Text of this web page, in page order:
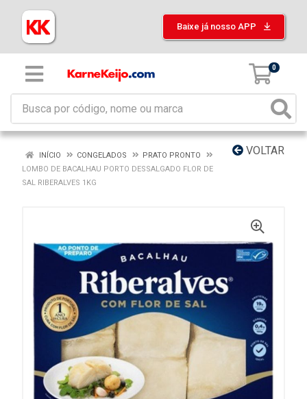
Baixe já nosso APP
0
VOLTAR
INÍCIO CONGELADOS
PRATO PRONTO
LOMBO DE BACALHAU PORTO DESSALGADO FLOR DE
SAL RIBERALVES 1KG